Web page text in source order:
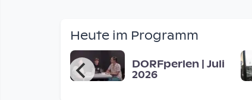
Heute im Programm
DORFperlen | Juli
2026